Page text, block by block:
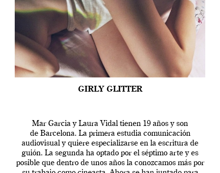
GIRLY GLITTER
Mar Garcia y Laura Vidal tienen 19 años y son
de Barcelona. La primera estudia comunicación
audiovisual y quiere especializarse en la escritura de
guión. La segunda ha optado por el séptimo arte y es
posible que dentro de unos años la conozcamos más por